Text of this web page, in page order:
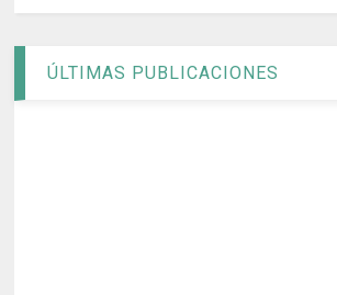
ÚLTIMAS PUBLICACIONES